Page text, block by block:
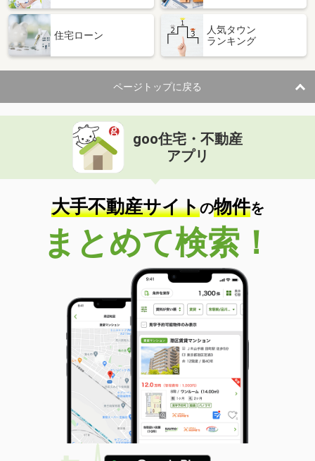
住宅ローン
人気タウン
ランキング
ページトップに戻る
goo住宅・不動産
アプリ
大手不動産サイトの物件を
まとめて検索！